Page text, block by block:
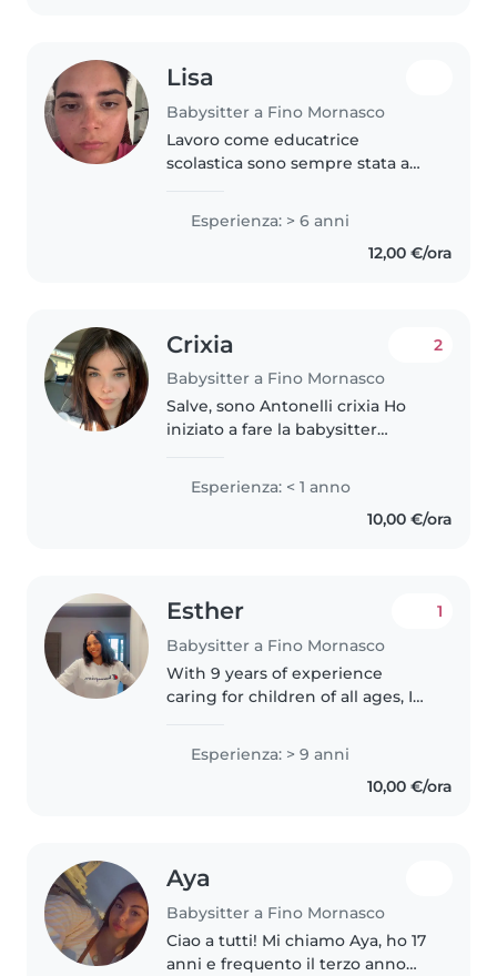
Lisa
Babysitter a Fino Mornasco
Lavoro come educatrice
scolastica sono sempre stata a
Esperienza: > 6 anni
12,00 €/ora
Crixia
Babysitter a Fino Mornasco
2
Salve, sono Antonelli crixia Ho
iniziato a fare la babysitter
con i miei cuginetti, poi sono
passata in una famiglia amica dei
Esperienza: < 1 anno
10,00 €/ora
Esther
Babysitter a Fino Mornasco
1
With 9 years of experience
caring for children of all ages, I
creativity to every role. I'm
comfortable assisting with
homework, preparing meals,
Esperienza: > 9 anni
10,00 €/ora
Aya
Babysitter a Fino Mornasco
Ciao a tutti! Mi chiamo Aya, ho 17
anni e frequento il terzo anno